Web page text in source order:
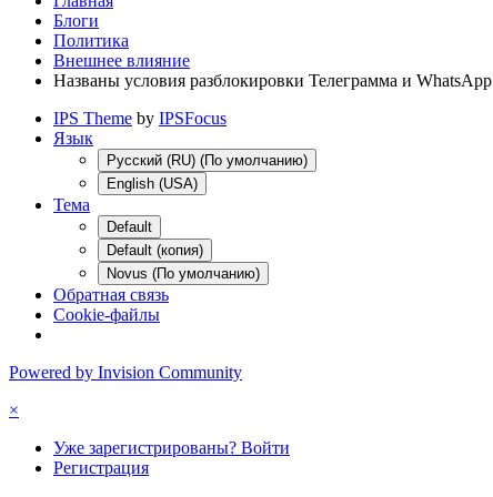
Блоги
Политика
Внешнее влияние
Названы условия разблокировки Телеграмма и WhatsApp
IPS Theme by IPSFocus
Язык
Русский (RU) (По умолчанию)
English (USA)
Тема
Default
Default (копия)
Novus (По умолчанию)
Обратная связь
Cookie-файлы
Powered by Invision Community
×
Уже зарегистрированы? Войти
Регистрация